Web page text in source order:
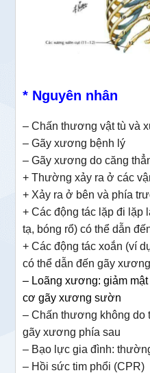
* Nguyên nhân
– Chấn thương vật tù và
– Gãy xương bệnh lý
– Gãy xương do căng
+ Thường xảy ra ở các
+ Xảy ra ở bên và phía
+ Các động tác lặp đi lặp
tạ, bóng rổ) có thể dẫn
+ Các động tác xoắn (ví
có thể dẫn đến gãy
– Loãng xương: giảm
cơ gãy xương sườn
– Chấn thương không do
gãy xương phía sau
– Bạo lực gia đình:
– Hồi sức tim phổi (CPR)